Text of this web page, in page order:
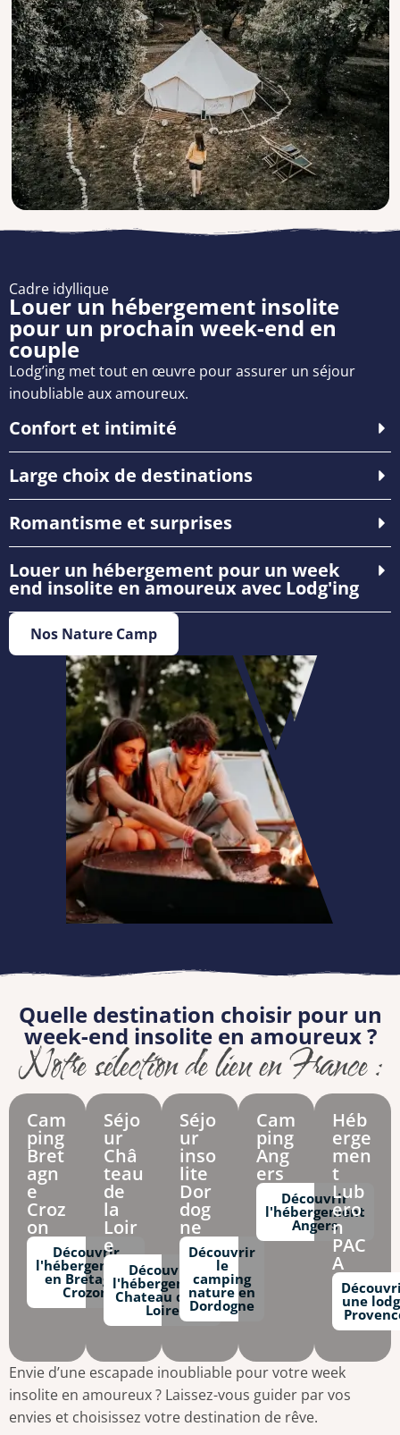
Cadre idyllique
Louer un hébergement insolite
pour un prochain week-end en
couple
Lodg’ing met tout en œuvre pour assurer un séjour
inoubliable aux amoureux.
Confort et intimité
Large choix de destinations
Romantisme et surprises
Louer un hébergement pour un week
end insolite en amoureux avec Lodg'ing
Nos Nature Camp
Quelle destination choisir pour un
week-end insolite en amoureux ?
Notre sélection de lieu en France :
Cam
ping
Bret
agn
e
Croz
on
Découvrir
l'hébergement
en Bretagne
Crozon
Séjo
ur
Châ
teau
de
la
Loir
e
Découvrir
l'hébergement
Chateau de la
Loire
Séjo
ur
inso
lite
Dor
dog
ne
Découvrir
le
camping
nature en
Dordogne
Cam
ping
Ang
ers
Découvrir
l'hébergement
Angers
Héb
erge
men
t
Lub
ero
n
PAC
A
une
Envie d’une escapade inoubliable pour votre week
insolite en amoureux ? Laissez-vous guider par vos
envies et choisissez votre destination de rêve.